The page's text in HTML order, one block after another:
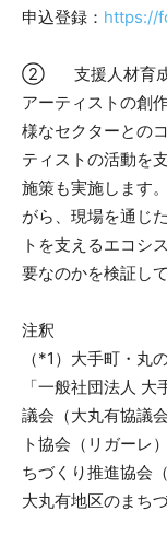
申込登録： https://
② 支援人材育成
アーティストの創
様なセクターとの
ティストの活動を
施策も実施します
がら、現場を通じ
トを支えるエコシ
要なのかを検証し
注釈
（*1）大手町・丸
「一般社団法人
議会（大丸有協議
ト協会（リガーレ
ちづくり推進協会
大丸有地区のまち